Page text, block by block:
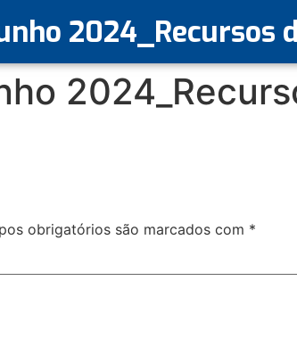
2024_Recursos
obrigatórios são marcados com *